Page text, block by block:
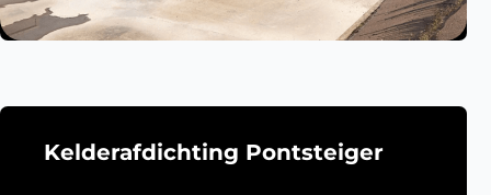
Kelderafdichting Pontsteiger